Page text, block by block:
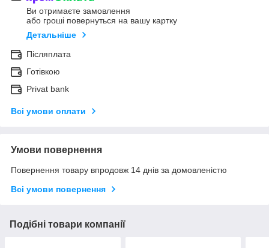
Ви отримаєте замовлення
або гроші повернуться на вашу картку
Детальніше
Післяплата
Готівкою
Privat bank
Всі умови оплати
Умови повернення
Повернення товару впродовж 14 днів за домовленістю
Всі умови повернення
Подібні товари компанії